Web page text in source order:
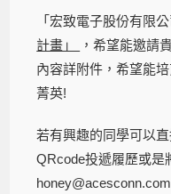
「宏致電子股份有限
計畫」
，希望能邀請
內容詳附件，希望能
菁英!
若有興趣的同學可以
QRcode投遞履歷或是